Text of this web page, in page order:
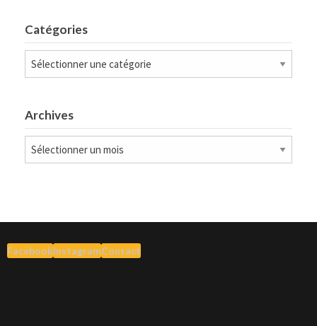
Catégories
Catégories
Archives
Archives
FacebookInstagramContact